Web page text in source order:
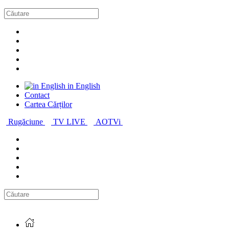
in English
Contact
Cartea Cărților
Rugăciune
TV LIVE AOTVi